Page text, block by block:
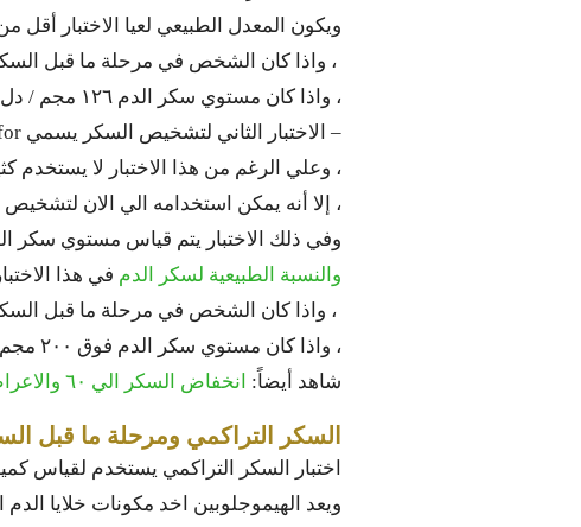
ويكون المعدل الطبيعي لعيا الاختبار أقل من ١٠٠ مجم /
، واذا كان الشخص في مرحلة ما قبل السكر يكون
، واذا كان مستوي سكر الدم ١٢٦ مجم / دل يعد هذا الشخص مصاب بمرض السكر .
– الاختبار الثاني لتشخيص السكر يسمي oral glucose tolerance for
، وعلي الرغم من هذا الاختبار لا يستخدم
، إلا أنه يمكن استخدامه الي الان
وفي ذلك الاختبار يتم قياس مستوي سكر
والنسبة الطبيعية لسكر الدم في هذا الاختبار تكون أقل من
، واذا كان الشخص في مرحلة ما قبل السكر يكون
، واذا كان مستوي سكر الدم فوق ٢٠٠ مجم / دل فإن هذا الشخص مصاب بمرض السكر .
شاهد أيضاً: انخفاض السكر الي ٦٠ والاعراض وطرق العلاج المختلفة والاسباب
السكر التراكمي ومرحلة ما قبل
اختبار السكر التراكمي يستخدم لقياس
ويعد الهيموجلوبين اخد مكونات خلايا